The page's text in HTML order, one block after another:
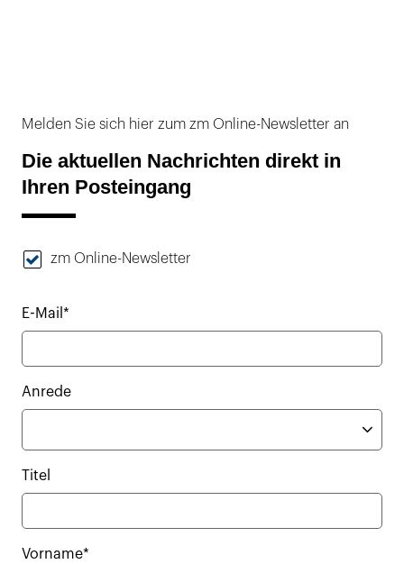
Melden Sie sich hier zum zm Online-Newsletter an
Die aktuellen Nachrichten direkt in
Ihren Posteingang
zm Online-Newsletter
E-Mail*
Anrede
Titel
Vorname*